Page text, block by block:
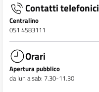
Contatti telefonici
Centralino
051 4583111
Orari
Apertura pubblico
da lun a sab: 7.30-11.30